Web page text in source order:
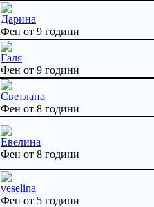
Дарина
Фен от 9 години
Галя
Фен от 9 години
Светлана
Фен от 8 години
Евелина
Фен от 8 години
veselina
Фен от 5 години